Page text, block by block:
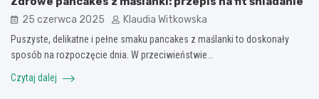
25 czerwca 2025 Klaudia Witkowska
Puszyste, delikatne i pełne smaku pancakes z maślanki to doskonały
sposób na rozpoczęcie dnia. W przeciwieństwie…
Czytaj dalej